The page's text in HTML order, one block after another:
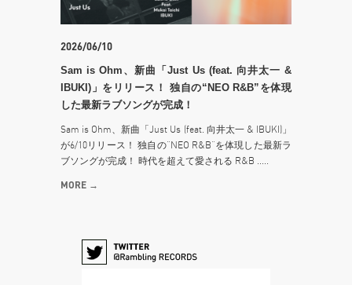
2026/06/10
Sam is Ohm、新曲「Just Us (feat. 向井太一 &
IBUKI)」をリリース！ 独自の“NEO R&B”を体現
した最新ラブソングが完成！
Sam is Ohm、新曲「Just Us (feat. 向井太一 & IBUKI)」
が6/10リリース！ 独自の“NEO R&B”を体現した最新ラ
ブソングが完成！ 時代を超えて愛される R&B .....
MORE →